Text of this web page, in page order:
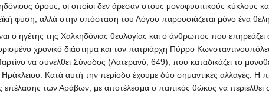
όρους, οι οποίοι δεν άρεσαν στους μονοφυσιτικούς
φύση, αλλά στην υπόσταση του Λόγου παρουσιάζεται μόνο ένα
ο ηγέτης της Χαλκηδόνιας θεολογίας και ο άνθρωπος που
ορισμένο χρονικό διάστημα και τον πατριάρχη Πύρρο
να συνέλθει Σύνοδος (Λατερανό, 649), που καταδικάζει το
Κατά αυτή την περίοδο έχουμε δύο σημαντικές
επέλασης των Αράβων, με αποτέλεσμα ο παπικός θώκος να περιέλθει